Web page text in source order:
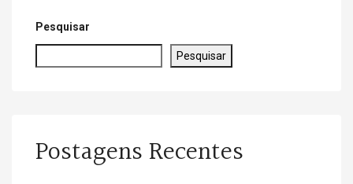
Pesquisar
Pesquisar
Postagens Recentes